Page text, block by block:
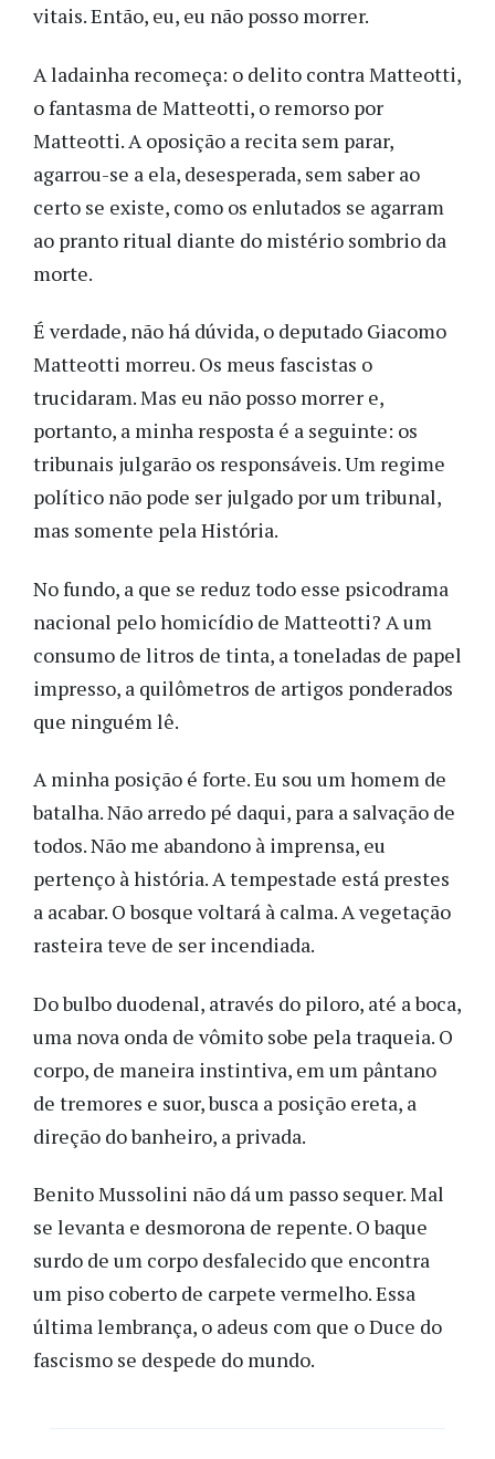
vitais. Então, eu, eu não posso morrer.
A ladainha recomeça: o delito contra Matteotti,
o fantasma de Matteotti, o remorso por
Matteotti. A oposição a recita sem parar,
agarrou-se a ela, desesperada, sem saber ao
certo se existe, como os enlutados se agarram
ao pranto ritual diante do mistério sombrio da
morte.
É verdade, não há dúvida, o deputado Giacomo
Matteotti morreu. Os meus fascistas o
trucidaram. Mas eu não posso morrer e,
portanto, a minha resposta é a seguinte: os
tribunais julgarão os responsáveis. Um regime
político não pode ser julgado por um tribunal,
mas somente pela História.
No fundo, a que se reduz todo esse psicodrama
nacional pelo homicídio de Matteotti? A um
consumo de litros de tinta, a toneladas de papel
impresso, a quilômetros de artigos ponderados
que ninguém lê.
A minha posição é forte. Eu sou um homem de
batalha. Não arredo pé daqui, para a salvação de
todos. Não me abandono à imprensa, eu
pertenço à história. A tempestade está prestes
a acabar. O bosque voltará à calma. A vegetação
rasteira teve de ser incendiada.
Do bulbo duodenal, através do piloro, até a boca,
uma nova onda de vômito sobe pela traqueia. O
corpo, de maneira instintiva, em um pântano
de tremores e suor, busca a posição ereta, a
direção do banheiro, a privada.
Benito Mussolini não dá um passo sequer. Mal
se levanta e desmorona de repente. O baque
surdo de um corpo desfalecido que encontra
um piso coberto de carpete vermelho. Essa
última lembrança, o adeus com que o Duce do
fascismo se despede do mundo.